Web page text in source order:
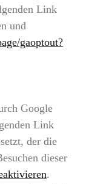
Link
und
gaoptout?
Google
Link
der die
dieser
.